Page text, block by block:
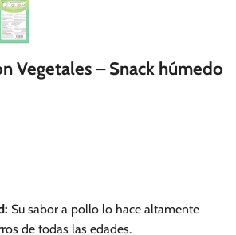
Vegetales – Snack húmedo
Su sabor a pollo lo hace altamente
de todas las edades.